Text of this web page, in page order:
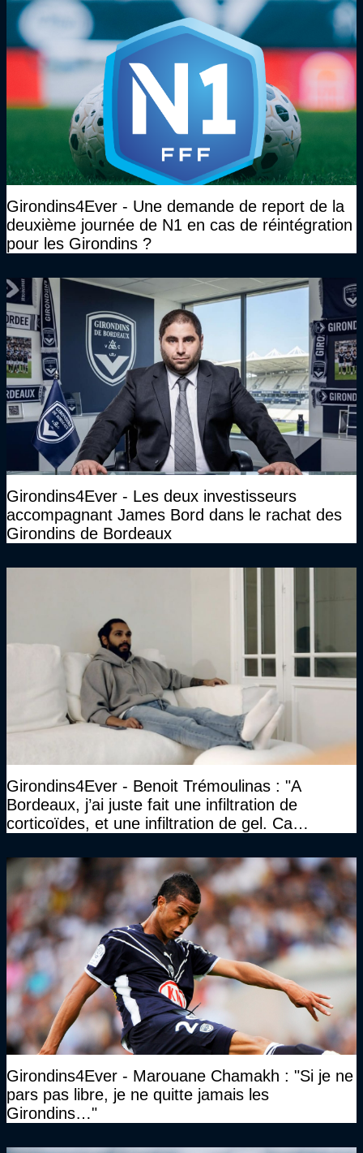
Girondins4Ever - Une demande de report de la
deuxième journée de N1 en cas de réintégration
pour les Girondins ?
Girondins4Ever - Les deux investisseurs
accompagnant James Bord dans le rachat des
Girondins de Bordeaux
Girondins4Ever - Benoit Trémoulinas : "A
Bordeaux, j’ai juste fait une infiltration de
corticoïdes, et une infiltration de gel. Ca
Girondins4Ever - Marouane Chamakh : "Si je ne
pars pas libre, je ne quitte jamais les
Girondins…"